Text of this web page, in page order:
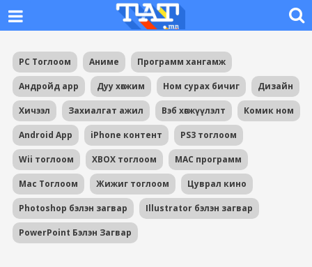
PC Тоглоом Аниме Программ хангамж
Андройд app Дуу хөгжим Ном сурах бичиг Дизайн
Хичээл Захиалгат ажил Вэб хөгжүүлэлт Комик ном
Android App iPhone контент PS3 тоглоом
Wii тоглоом XBOX тоглоом MAC программ
Mac Тоглоом Жижиг тоглоом Цуврал кино
Photoshop бэлэн загвар Illustrator бэлэн загвар
PowerPoint Бэлэн Загвар